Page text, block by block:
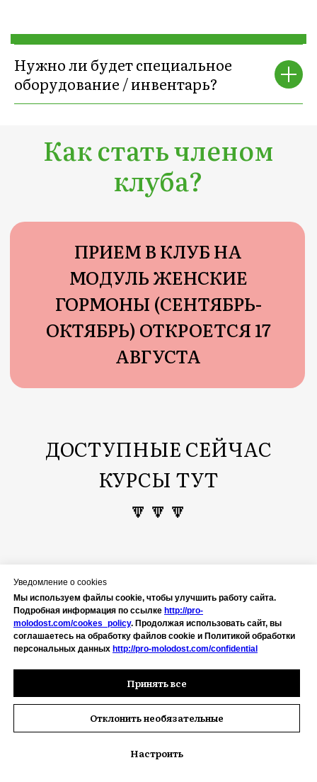
Уведомление о cookies
Мы используем файлы cookie, чтобы улучшить работу сайта.
Подробная информация по ссылке http://pro-
molodost.com/cookes_policy. Продолжая использовать сайт, вы
соглашаетесь на обработку файлов cookie и Политикой обработки
персональных данных http://pro-molodost.com/confidential
Принять все
Отклонить необязательные
Настроить
Нужно ли будет специальное
оборудование / инвентарь?
меняется, хорошеет женщина и
начинает светиться счастьем -
мужья и дети тоже подтягиваются
(кошки и собаки, кстати, тоже)
ЗАПИСАТЬСЯ В КЛУБ
создаю и даю моим
девочкам
семьи!
решили, что ваша жизнь вам пока
не принадлежит, ваши ресурсы -
не ваши и вам нужно их все время
отдавать кому-то
Если нет - то возможно вы из тех
категорий женщин, которым в
клубНЕ НАДО
Я вас уже достаточно
Это, кстати, временно, со
временем вы наконец возьмете
их себе и тогда - добро
пожаловать!